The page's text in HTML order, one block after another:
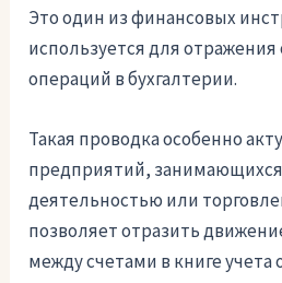
Это один из финансовых
используется для
операций в бухгалтерии.
Такая проводка особенно
предприятий,
деятельностью или
позволяет отразить
между счетами в книге учета